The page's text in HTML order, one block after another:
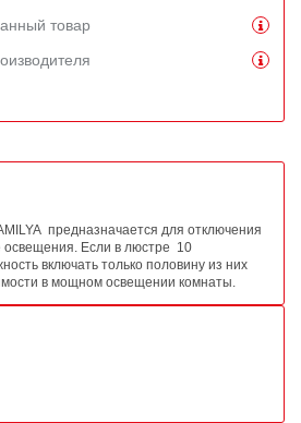
товар
предназначается для отключения
освещения. Если в люстре 10
включать только половину из них
в мощном освещении комнаты.